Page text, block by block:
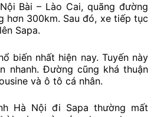
Bài – Lào Cai, quãng đường
hơn 300km. Sau đó, xe tiếp tục
Sapa.
biến nhất hiện nay. Tuyến này
nhanh. Đường cũng khá thuận
và ô tô cá nhân.
Hà Nội đi Sapa thường mất